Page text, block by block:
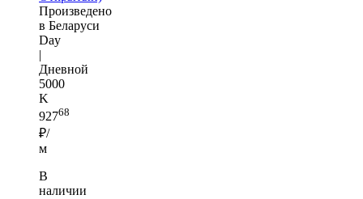
Произведено
в Беларуси
Day
|
Дневной
5000
K
92768
₽/
м
В
наличии